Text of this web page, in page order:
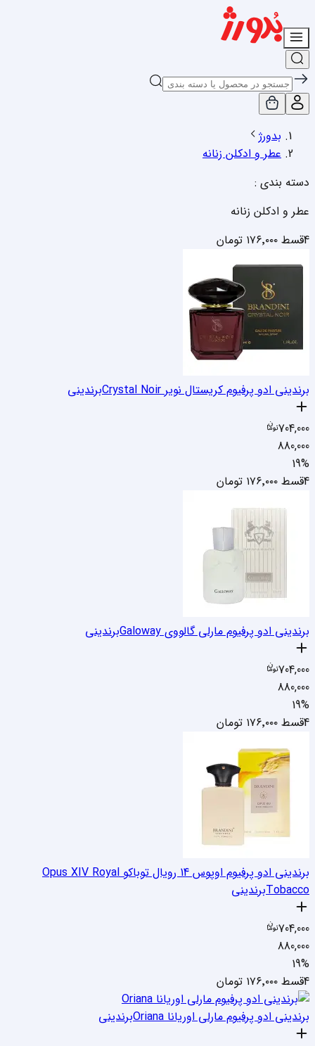
بدورژ
عطر و ادکلن زنانه
دسته بندی :
عطر و ادکلن زنانه
4قسط
۱۷۶٬۰۰۰ تومان
برندینی ادو پرفیوم کریستال نویر Crystal Noir برندینی
704,000
880,000
19%
4قسط
۱۷۶٬۰۰۰ تومان
برندینی ادو پرفیوم مارلی گالووی Galoway برندینی
704,000
880,000
19%
4قسط
۱۷۶٬۰۰۰ تومان
برندینی ادو پرفیوم اوپوس 14 رویال توباکو Opus XIV Royal
Tobaccoبرندینی
704,000
880,000
19%
4قسط
۱۷۶٬۰۰۰ تومان
برندینی ادو پرفیوم مارلی اوریانا Oriana
برندینی